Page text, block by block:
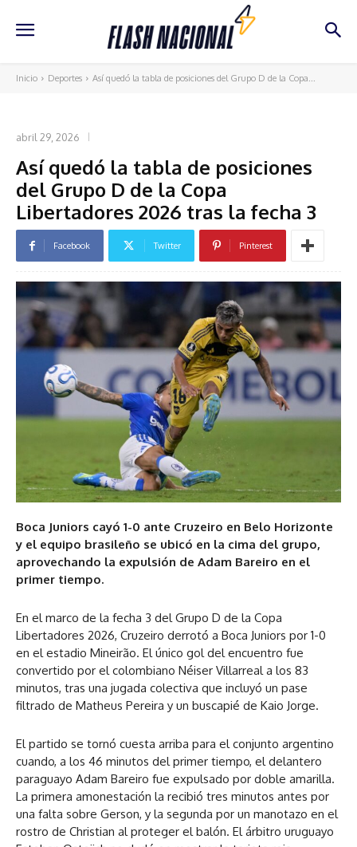
Inicio Deportes Así quedó la tabla de posiciones del Grupo D de la Copa...
abril 29, 2026
Así quedó la tabla de posiciones
del Grupo D de la Copa
Libertadores 2026 tras la fecha 3
Facebook Twitter Pinterest
Boca Juniors cayó 1-0 ante Cruzeiro en Belo Horizonte
y el equipo brasileño se ubicó en la cima del grupo,
aprovechando la expulsión de Adam Bareiro en el
primer tiempo.
En el marco de la fecha 3 del Grupo D de la Copa
Libertadores 2026, Cruzeiro derrotó a Boca Juniors por 1-0
en el estadio Mineirão. El único gol del encuentro fue
convertido por el colombiano Néiser Villarreal a los 83
minutos, tras una jugada colectiva que incluyó un pase
filtrado de Matheus Pereira y un buscapié de Kaio Jorge.
El partido se tornó cuesta arriba para el conjunto argentino
cuando, a los 46 minutos del primer tiempo, el delantero
paraguayo Adam Bareiro fue expulsado por doble amarilla.
La primera amonestación la recibió tres minutos antes por
una falta sobre Gerson, y la segunda por un manotazo en el
rostro de Christian al proteger el balón. El árbitro uruguayo